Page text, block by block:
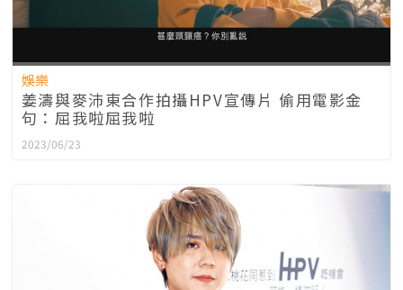
娛樂
姜濤與麥沛東合作拍攝HPV宣傳片 偷用電影金
句：屈我啦屈我啦
2023/06/23